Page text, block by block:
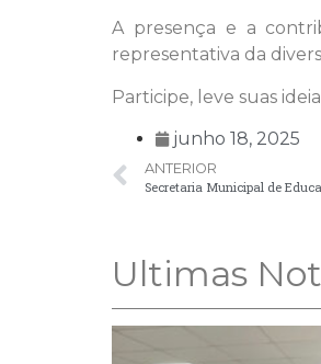
A presença e a
representativa da
Participe, leve suas
junho 18, 2025
ANTERIOR
Ultimas